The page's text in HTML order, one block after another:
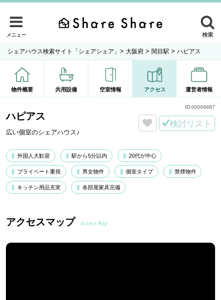
メニュー 検索
シェアハウス検索サイト「シェアシェア」 > 大阪府 > 関目駅 > ハピアス
物件概要 共用設備 空室情報 アクセス 運営者情報
ハピアス
広い個室のシェアハウス♪
検討リスト
外国人大歓迎 駅から5分以内 20代が中心
プライベート重視 男女物件 個室タイプ 禁煙物件
キッチン用品充実 各部屋家具完備
ID:00006687
アクセスマップ Access Map